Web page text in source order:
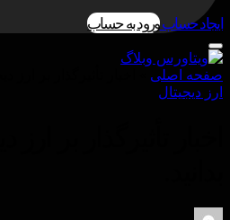
ایجاد حسابورود به حساب
صفحه اصلی
ارز دیجیتال